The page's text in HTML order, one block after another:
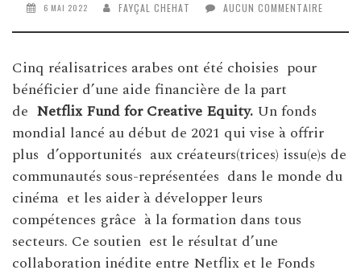
6 MAI 2022 FAYÇAL CHEHAT AUCUN COMMENTAIRE
Cinq réalisatrices arabes ont été choisies pour
bénéficier d’une aide financière de la part
de Netflix Fund for Creative Equity. Un fonds
mondial lancé au début de 2021 qui vise à offrir
plus d’opportunités aux créateurs(trices) issu(e)s de
communautés sous-représentées dans le monde du
cinéma et les aider à développer leurs
compétences grâce à la formation dans tous
secteurs. Ce soutien est le résultat d’une
collaboration inédite entre Netflix et le Fonds